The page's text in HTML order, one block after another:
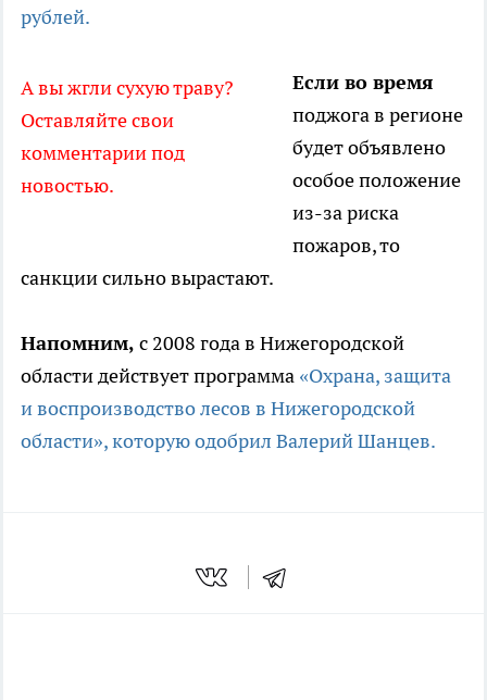
рублей.
А вы жгли сухую траву?
Оставляйте свои
комментарии под
новостью.
Если во время
поджога в регионе
будет объявлено
особое положение
из-за риска
пожаров, то
санкции сильно вырастают.
Напомним, с 2008 года в Нижегородской
области действует программа «Охрана, защита
и воспроизводство лесов в Нижегородской
области», которую одобрил Валерий Шанцев.